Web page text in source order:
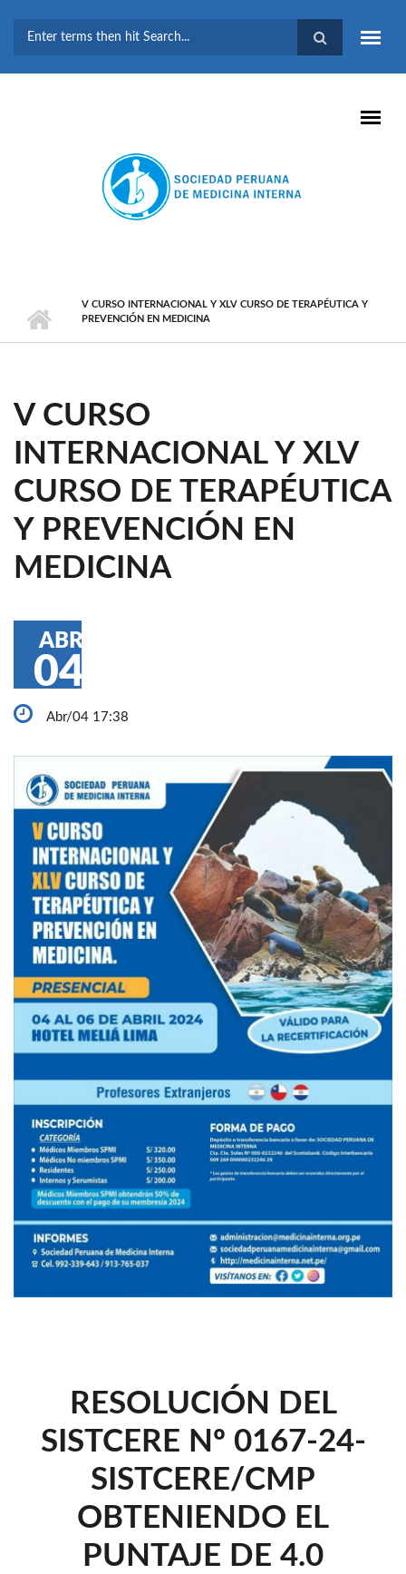
BÚSQUEDA
V CURSO INTERNACIONAL Y XLV CURSO DE TERAPÉUTICA Y
PREVENCIÓN EN MEDICINA
V CURSO
INTERNACIONAL Y XLV
CURSO DE TERAPÉUTICA
Y PREVENCIÓN EN
MEDICINA
ABR
04
Abr/04 17:38
RESOLUCIÓN DEL
SISTCERE Nº 0167-24-
SISTCERE/CMP
OBTENIENDO EL
PUNTAJE DE 4.0